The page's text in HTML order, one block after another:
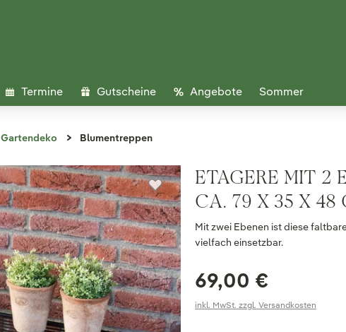
Termine Gutscheine Angebote Sommer
Gartendeko Blumentreppen
ETAGERE MIT 2
CA. 79 X 35 X 48
Mit zwei Ebenen ist diese
vielfach einsetzbar.
69,00 €
inkl. MwSt. zzgl. Versandkosten